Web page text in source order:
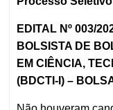
EDITAL Nº 003/
BOLSISTA DE
EM CIÊNCIA,
(BDCTI-I) –